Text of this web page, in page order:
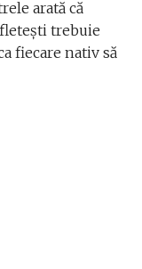
arată că
trebuie
fiecare nativ să